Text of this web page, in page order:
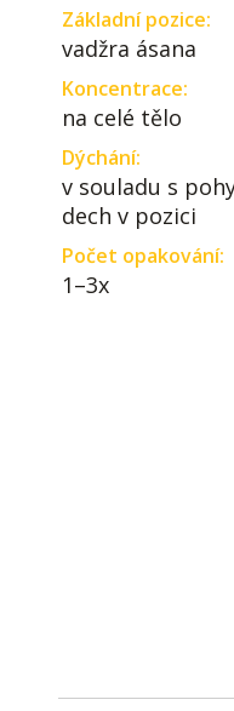
Základní pozice:
vadžra ásana
Koncentrace:
na celé tělo
Dýchání:
v souladu s
dech v pozici
Počet opakování:
1–3x